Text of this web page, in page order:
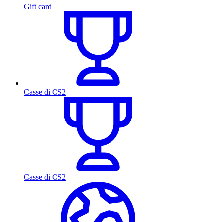
Gift card
Casse di CS2
Casse di CS2